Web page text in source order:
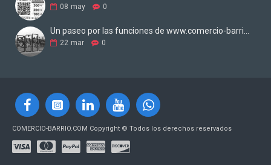
08 may 0
22 mar 0
COMERCIO-BARRIO.COM Copyright © Todos los derechos reservados